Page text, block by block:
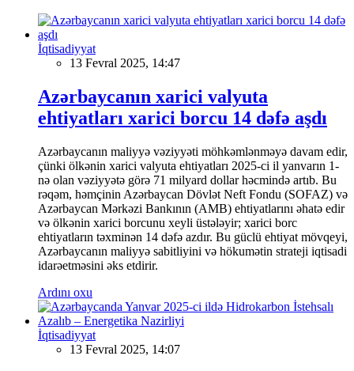
İqtisadiyyat
13 Fevral 2025, 14:47
Azərbaycanın xarici valyuta
ehtiyatları xarici borcu 14 dəfə aşdı
Azərbaycanın maliyyə vəziyyəti möhkəmlənməyə davam edir,
çünki ölkənin xarici valyuta ehtiyatları 2025-ci il yanvarın 1-
nə olan vəziyyətə görə 71 milyard dollar həcmində artıb. Bu
rəqəm, həmçinin Azərbaycan Dövlət Neft Fondu (SOFAZ) və
Azərbaycan Mərkəzi Bankının (AMB) ehtiyatlarını əhatə edir
və ölkənin xarici borcunu xeyli üstələyir; xarici borc
ehtiyatların təxminən 14 dəfə azdır. Bu güclü ehtiyat mövqeyi,
Azərbaycanın maliyyə sabitliyini və hökumətin strateji iqtisadi
idarəetməsini əks etdirir.
Ardını oxu
İqtisadiyyat
13 Fevral 2025, 14:07